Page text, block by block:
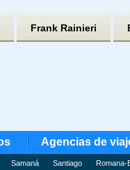
Frank Rainieri
Agencias de
Samaná Santiago Romana-